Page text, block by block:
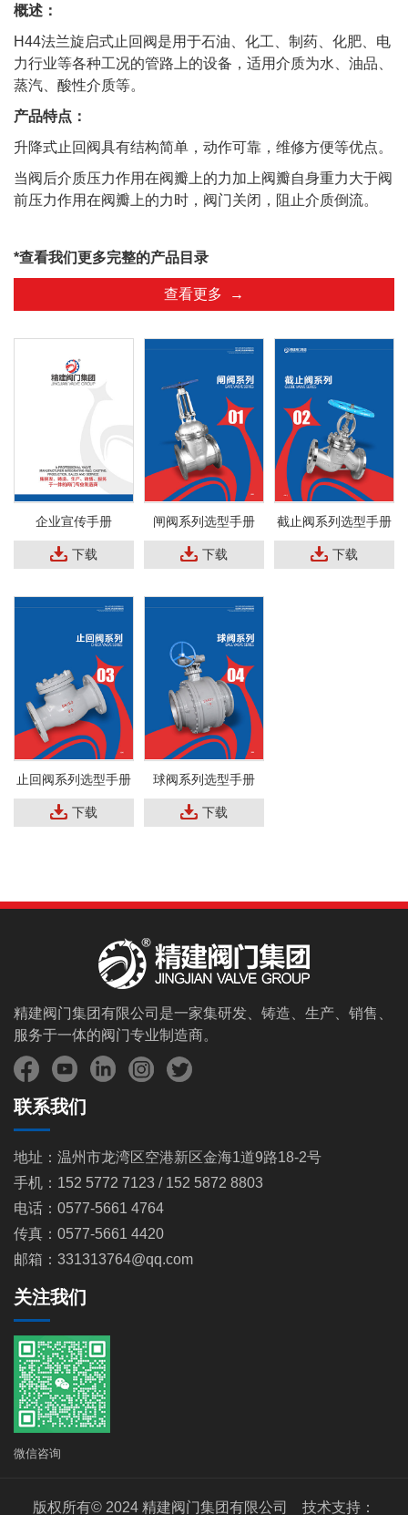
概述：
H44法兰旋启式止回阀是用于石油、化工、制药、化肥、电
力行业等各种工况的管路上的设备，适用介质为水、油品、
蒸汽、酸性介质等。
产品特点：
升降式止回阀具有结构简单，动作可靠，维修方便等优点。
当阀后介质压力作用在阀瓣上的力加上阀瓣自身重力大于阀
前压力作用在阀瓣上的力时，阀门关闭，阻止介质倒流。
*查看我们更多完整的产品目录
查看更多 →
企业宣传手册
下载
闸阀系列选型手册
下载
截止阀系列选型手册
下载
止回阀系列选型手册
下载
球阀系列选型手册
下载
精建阀门集团有限公司是一家集研发、铸造、生产、销售、
服务于一体的阀门专业制造商。
联系我们
地址：温州市龙湾区空港新区金海1道9路18-2号
手机：152 5772 7123 / 152 5872 8803
电话：0577-5661 4764
传真：0577-5661 4420
邮箱：331313764@qq.com
关注我们
微信咨询
版权所有© 2024 精建阀门集团有限公司 技术支持：